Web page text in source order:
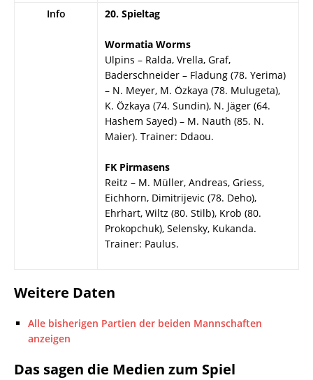
Info
20. Spieltag
Wormatia Worms
Ulpins – Ralda, Vrella, Graf,
Baderschneider – Fladung (78. Yerima)
– N. Meyer, M. Özkaya (78. Mulugeta),
K. Özkaya (74. Sundin), N. Jäger (64.
Hashem Sayed) – M. Nauth (85. N.
Maier). Trainer: Ddaou.
FK Pirmasens
Reitz – M. Müller, Andreas, Griess,
Eichhorn, Dimitrijevic (78. Deho),
Ehrhart, Wiltz (80. Stilb), Krob (80.
Prokopchuk), Selensky, Kukanda.
Trainer: Paulus.
Weitere Daten
Alle bisherigen Partien der beiden Mannschaften
anzeigen
Das sagen die Medien zum Spiel